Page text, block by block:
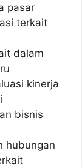
pasar
terkait
dalam
kinerja
bisnis
hubungan